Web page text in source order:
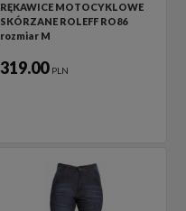
RĘKAWICE MOTOCYKLOWE
SKÓRZANE ROLEFF RO86
rozmiar M
319.00 PLN